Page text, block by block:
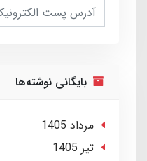
بایگانی نوشته‌ها
مرداد 1405
تير 1405